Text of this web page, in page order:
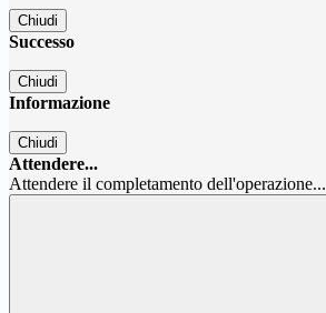
Chiudi
Successo
Chiudi
Informazione
Chiudi
Attendere...
Attendere il completamento dell'operazione...